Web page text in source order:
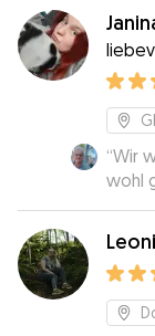
“Wir
wohl
gerne